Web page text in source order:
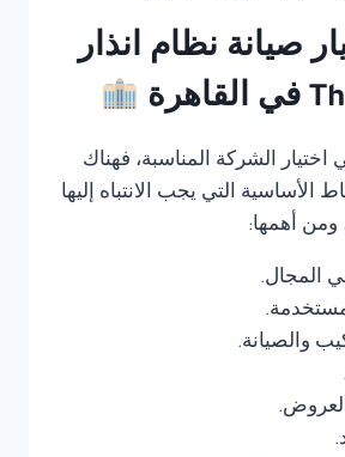
صيانة نظام انذار
الشركة المناسبة، فهناك
الأساسية التي يجب الانتباه إليها
ومن أهمها:
المجال.
والصيانة.